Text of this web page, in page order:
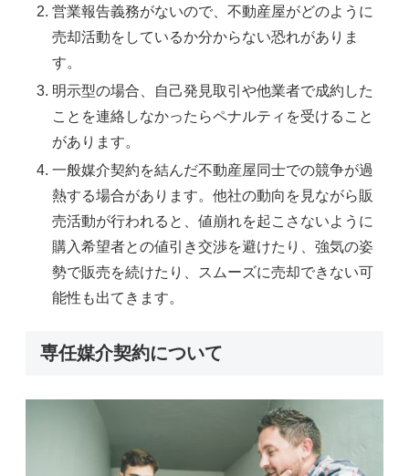
営業報告義務がないので、不動産屋がどのように
売却活動をしているか分からない恐れがありま
す。
明示型の場合、自己発見取引や他業者で成約した
ことを連絡しなかったらペナルティを受けること
があります。
一般媒介契約を結んだ不動産屋同士での競争が過
熱する場合があります。他社の動向を見ながら販
売活動が行われると、値崩れを起こさないように
購入希望者との値引き交渉を避けたり、強気の姿
勢で販売を続けたり、スムーズに売却できない可
能性も出てきます。
専任媒介契約について